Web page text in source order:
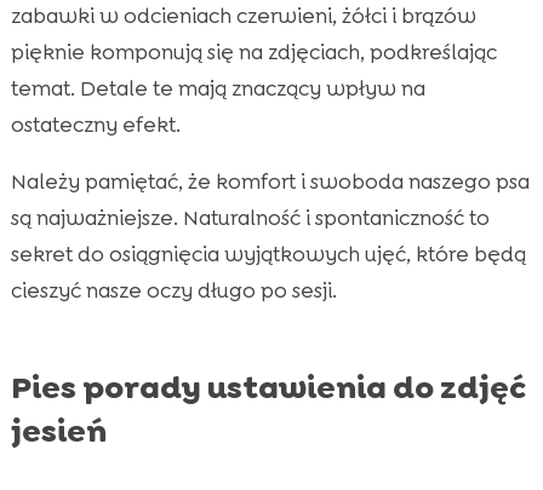
zabawki w odcieniach czerwieni, żółci i brązów
pięknie komponują się na zdjęciach, podkreślając
temat. Detale te mają znaczący wpływ na
ostateczny efekt.
Należy pamiętać, że komfort i swoboda naszego psa
są najważniejsze. Naturalność i spontaniczność to
sekret do osiągnięcia wyjątkowych ujęć, które będą
cieszyć nasze oczy długo po sesji.
Pies porady ustawienia do zdjęć
jesień